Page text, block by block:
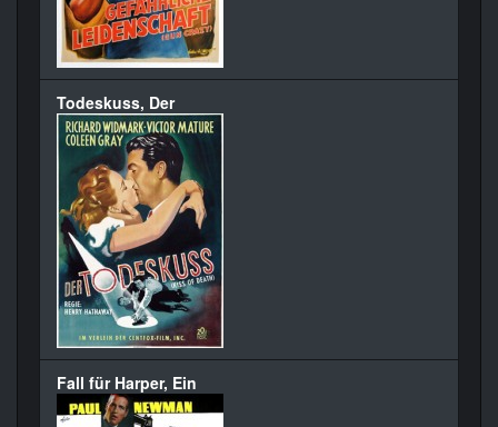
Todeskuss, Der
Fall für Harper, Ein